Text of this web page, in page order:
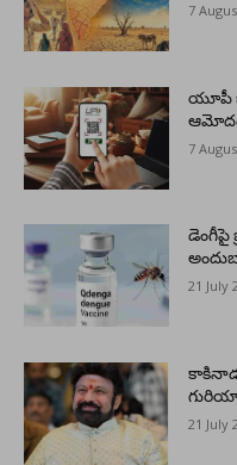
7
యూపీ ఐ
7
డెంగీపై
21 July
కాకినాడ
21 July